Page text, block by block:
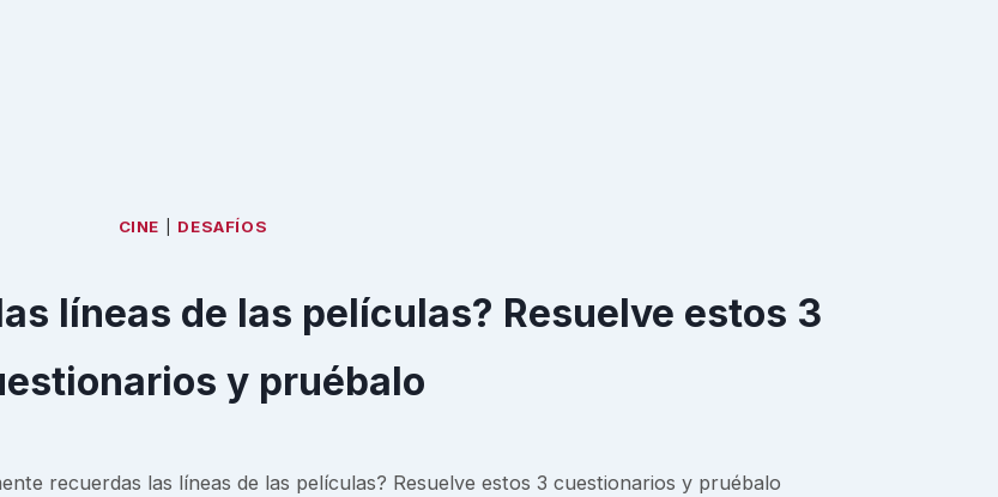
CINE DESAFÍOS
líneas de las películas? Resuelve estos 3
y pruébalo
recuerdas las líneas de las películas? Resuelve estos 3 cuestionarios y pruébalo